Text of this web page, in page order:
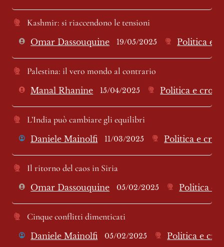
Kashmir: si riaccendono le tensioni
Omar Dassouquine 19/05/2025 Politica e
Palestina: il vero mondo al contrario
Manal Rhanine 15/04/2025 Politica e
L’India può cambiare gli equilibri
Daniele Mainolfi 11/03/2025 Politica e
Il ritorno del caos in Siria
Omar Dassouquine 05/02/2025 Politica e
Cinque conflitti dimenticati
Daniele Mainolfi 05/02/2025 Politica e